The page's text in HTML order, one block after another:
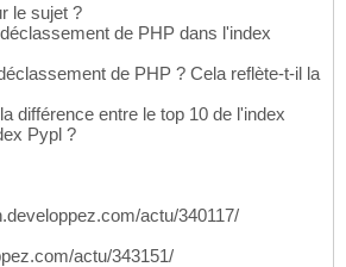
le sujet ?
de PHP dans l'index
de PHP ? Cela reflète-t-il la
différence entre le top 10 de l'index
Pypl ?
actu/340117/
actu/343151/